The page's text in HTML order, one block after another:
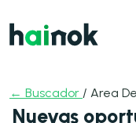
← Buscador / Area
Nuevas